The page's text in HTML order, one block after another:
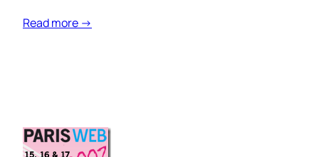
Read more →